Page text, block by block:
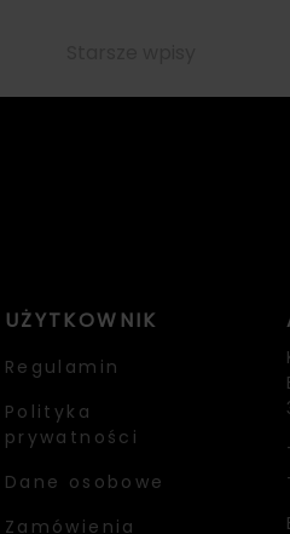
po
UŻYTKOWNIK
Regulamin
Polityka
prywatności
Dane osobowe
Zamówienia